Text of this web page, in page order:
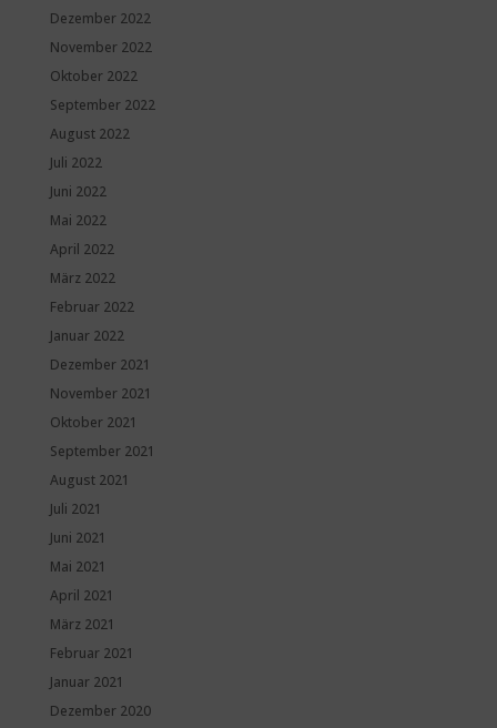
Dezember 2022
November 2022
Oktober 2022
September 2022
August 2022
Juli 2022
Juni 2022
Mai 2022
April 2022
März 2022
Februar 2022
Januar 2022
Dezember 2021
November 2021
Oktober 2021
September 2021
August 2021
Juli 2021
Juni 2021
Mai 2021
April 2021
März 2021
Februar 2021
Januar 2021
Dezember 2020